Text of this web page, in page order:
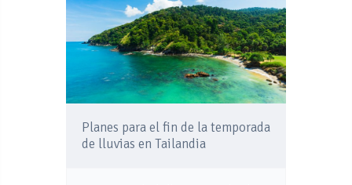
Planes para el fin de la temporada
de lluvias en Tailandia